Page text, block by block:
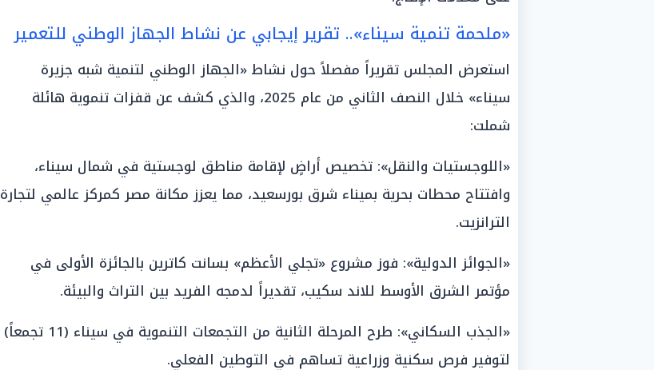
«ملحمة تنمية سيناء».. تقرير إيجابي عن نشاط الجهاز الوطني للتعمير
استعرض المجلس تقريراً مفصلاً حول نشاط «الجهاز الوطني لتنمية شبه جزيرة
سيناء» خلال النصف الثاني من عام 2025، والذي كشف عن قفزات تنموية هائلة
شملت:
«اللوجستيات والنقل»: تخصيص أراضٍ لإقامة مناطق لوجستية في شمال سيناء،
وافتتاح محطات بحرية بميناء شرق بورسعيد، مما يعزز مكانة مصر كمركز عالمي لتجارة
الترانزيت.
«الجوائز الدولية»: فوز مشروع «تجلي الأعظم» بسانت كاترين بالجائزة الأولى في
مؤتمر الشرق الأوسط للاند سكيب، تقديراً لدمجه الفريد بين التراث والبيئة.
«الجذب السكاني»: طرح المرحلة الثانية من التجمعات التنموية في سيناء (11 تجمعاً)
لتوفير فرص سكنية وزراعية تساهم في التوطين الفعلي.